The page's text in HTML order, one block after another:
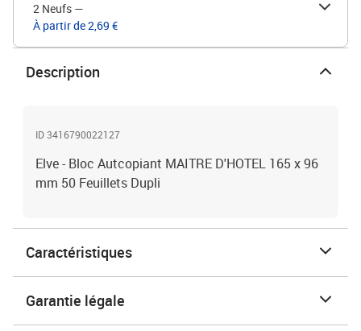
2 Neufs —
À partir de 2,69 €
Description
ID 3416790022127
Elve - Bloc Autcopiant MAITRE D'HOTEL 165 x 96
mm 50 Feuillets Dupli
Caractéristiques
Garantie légale